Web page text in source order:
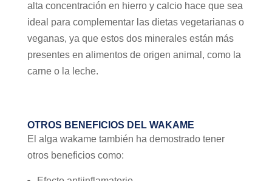
alta concentración en hierro y calcio hace que sea
ideal para complementar las dietas vegetarianas o
veganas, ya que estos dos minerales están más
presentes en alimentos de origen animal, como la
carne o la leche.
OTROS BENEFICIOS DEL WAKAME
El alga wakame también ha demostrado tener
otros beneficios como: